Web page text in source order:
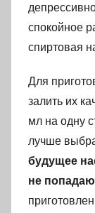
спокойное
спиртовая
Для
залить их
мл на одну
лучше
будущее
не